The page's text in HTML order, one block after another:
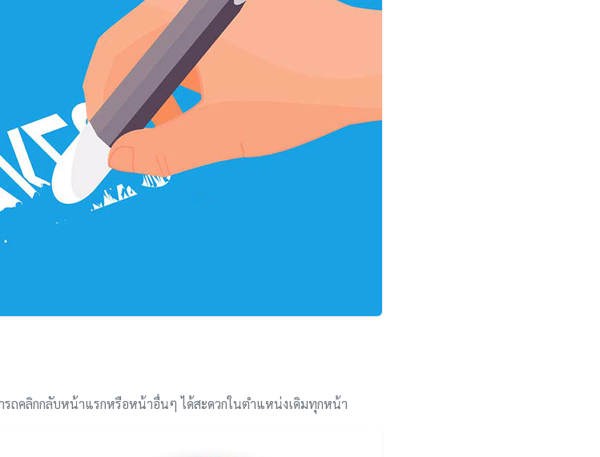
ถคลิกกลับหน้าแรกหรือหน้าอื่นๆ ได้สะดวกในตำแหน่งเดิมทุกหน้า